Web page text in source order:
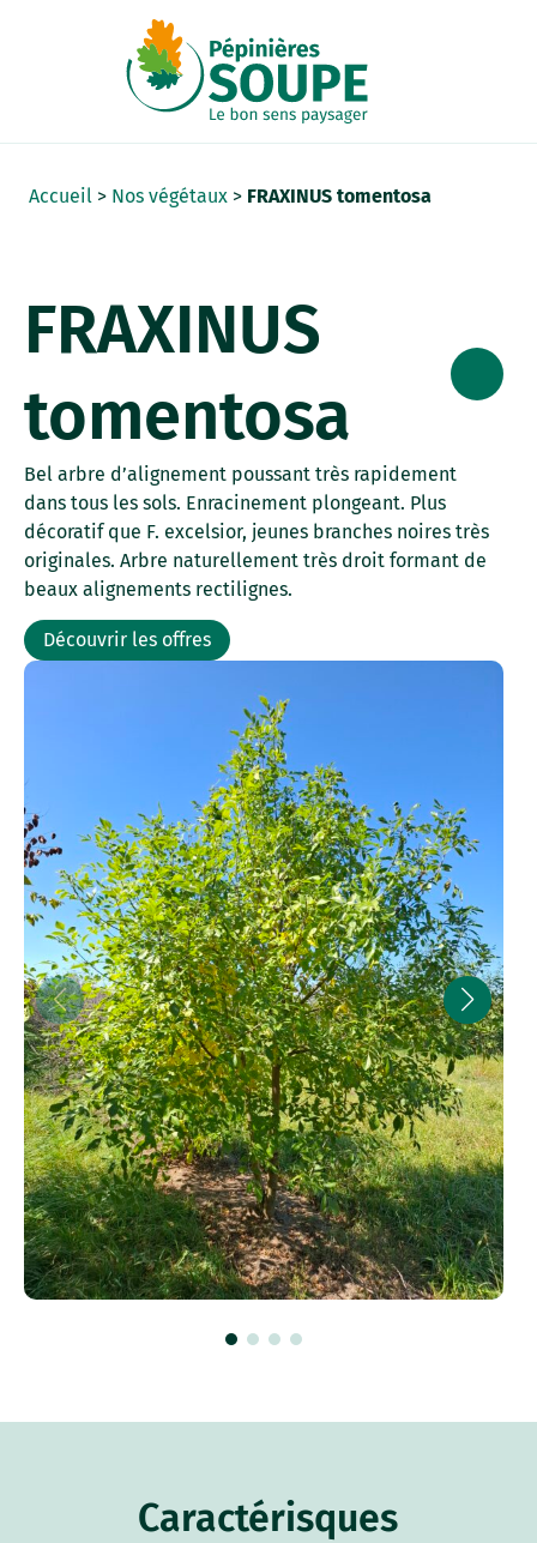
Accueil > Nos végétaux > FRAXINUS tomentosa
FRAXINUS
tomentosa
Bel arbre d’alignement poussant très rapidement
dans tous les sols. Enracinement plongeant. Plus
décoratif que F. excelsior, jeunes branches noires très
originales. Arbre naturellement très droit formant de
beaux alignements rectilignes.
Découvrir les offres
Caractérisques